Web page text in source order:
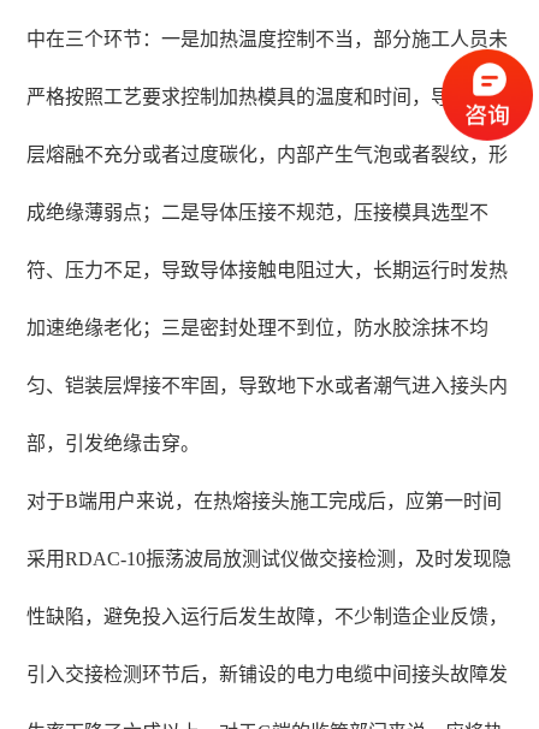
中在三个环节：一是加热温度控制不当，部分施工人员未
严格按照工艺要求控制加热模具的温度和时间，导致绝缘
层熔融不充分或者过度碳化，内部产生气泡或者裂纹，形
成绝缘薄弱点；二是导体压接不规范，压接模具选型不
符、压力不足，导致导体接触电阻过大，长期运行时发热
加速绝缘老化；三是密封处理不到位，防水胶涂抹不均
匀、铠装层焊接不牢固，导致地下水或者潮气进入接头内
部，引发绝缘击穿。
对于B端用户来说，在热熔接头施工完成后，应第一时间
采用RDAC-10振荡波局放测试仪做交接检测，及时发现隐
性缺陷，避免投入运行后发生故障，不少制造企业反馈，
引入交接检测环节后，新铺设的电力电缆中间接头故障发